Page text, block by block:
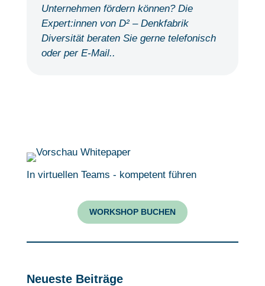
In virtuellen Teams - kompetent führen
WORKSHOP BUCHEN
Neueste Beiträge
Unternehmen fördern können? Die
Expert:innen von D² – Denkfabrik
Diversität beraten Sie gerne telefonisch
oder per E-Mail..